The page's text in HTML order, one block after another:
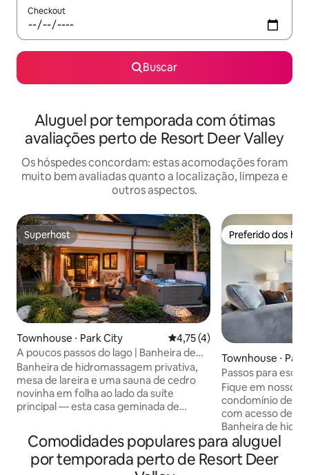
Checkout
Buscar
Aluguel por temporada com ótimas
avaliações perto de Resort Deer Valley
Os hóspedes concordam: estas acomodações foram
muito bem avaliadas quanto a localização, limpeza e
outros aspectos.
Superhost
Superhost
Townhouse ⋅ Park City 4,75 de uma avaliação média
4,75 (4)
A poucos passos do lago | Banheira de
hidromassagem + sauna | Deer Valley
Banheira de hidromassagem privativa,
mesa de lareira e uma sauna de cedro
novinha em folha ao lado da suíte
principal — esta casa geminada de
acomoda 6 pessoas, com duas camas
king, uma cama queen, cozinha
profissional, Wi-Fi rápido e depósito para
esquis. A poucos passos, um lago
Preferido dos
Preferido dos
Townhouse ⋅
Passos para
Acomoda 6
Fique em nosso
condomínio de 3
com acesso de
Banheira de
cozinha
Wi-Fi de alta
50"com muitos canais. A
Comodidades populares para aluguel
por temporada perto de Resort Deer